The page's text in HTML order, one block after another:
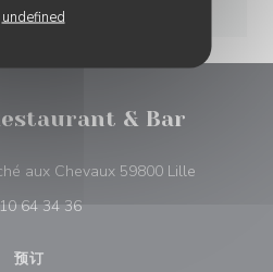
undefined
& Bar
aux Chevaux 59800 Lille
64 34 36
预订